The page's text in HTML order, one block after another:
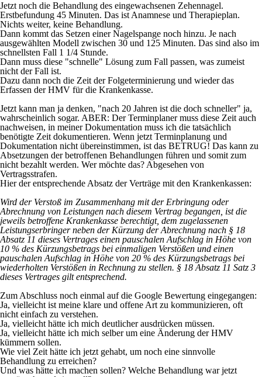
Jetzt noch die Behandlung des eingewachsenen Zehennagel.
Erstbefundung 45 Minuten. Das ist Anamnese und Therapieplan.
Nichts weiter, keine Behandlung.
Dann kommt das Setzen einer Nagelspange noch hinzu. Je nach
ausgewählten Modell zwischen 30 und 125 Minuten. Das sind also im
schnellsten Fall 1 1/4 Stunde.
Dann muss diese "schnelle" Lösung zum Fall passen, was zumeist
nicht der Fall ist.
Dazu dann noch die Zeit der Folgeterminierung und wieder das
Erfassen der HMV für die Krankenkasse.
Jetzt kann man ja denken, "nach 20 Jahren ist die doch schneller" ja,
wahrscheinlich sogar. ABER: Der Terminplaner muss diese Zeit auch
nachweisen, in meiner Dokumentation muss ich die tatsächlich
benötigte Zeit dokumentieren. Wenn jetzt Terminplanung und
Dokumentation nicht übereinstimmen, ist das BETRUG! Das kann zu
Absetzungen der betroffenen Behandlungen führen und somit zum
nicht bezahlt werden. Wer möchte das? Abgesehen von
Vertragsstrafen.
Hier der entsprechende Absatz der Verträge mit den Krankenkassen:
Wird der Verstoß im Zusammenhang mit der Erbringung oder
Abrechnung von Leistungen nach diesem Vertrag begangen, ist die
jeweils betroffene Krankenkasse berechtigt, dem zugelassenen
Leistungserbringer neben der Kürzung der Abrechnung nach § 18
Absatz 11 dieses Vertrages einen pauschalen Aufschlag in Höhe von
10 % des Kürzungsbetrags bei einmaligen Verstößen und einen
pauschalen Aufschlag in Höhe von 20 % des Kürzungsbetrags bei
wiederholten Verstößen in Rechnung zu stellen. § 18 Absatz 11 Satz 3
dieses Vertrages gilt entsprechend.
Zum Abschluss noch einmal auf die Google Bewertung eingegangen:
Ja, vielleicht ist meine klare und offene Art zu kommunizieren, oft
nicht einfach zu verstehen.
Ja, vielleicht hätte ich mich deutlicher ausdrücken müssen.
Ja, vielleicht hätte ich mich selber um eine Änderung der HMV
kümmern sollen.
Wie viel Zeit hätte ich jetzt gehabt, um noch eine sinnvolle
Behandlung zu erreichen?
Und was hätte ich machen sollen? Welche Behandlung war jetzt